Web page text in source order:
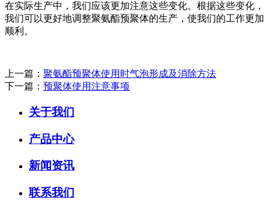
在实际生产中，我们应该更加注意这些变化。根据这些变化，
我们可以更好地调整聚氨酯预聚体的生产，使我们的工作更加
顺利。
上一篇： 聚氨酯预聚体使用时气泡形成及消除方法
下一篇： 预聚体使用注意事项
关于我们
产品中心
新闻资讯
联系我们